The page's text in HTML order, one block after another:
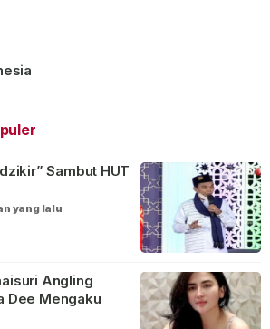
Sambut HUT
yang lalu
Angling
Dee Mengaku